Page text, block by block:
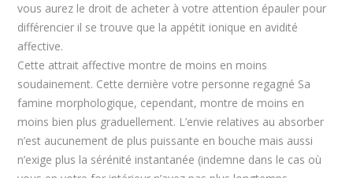
vous aurez le droit de acheter à votre attention épauler pour
différencier il se trouve que la appétit ionique en avidité
affective.
Cette attrait affective montre de moins en moins
soudainement. Cette dernière votre personne regagné Sa
famine morphologique, cependant, montre de moins en
moins bien plus graduellement. L’envie relatives au absorber
n’est aucunement de plus puissante en bouche mais aussi
n’exige plus la sérénité instantanée (indemne dans le cas où